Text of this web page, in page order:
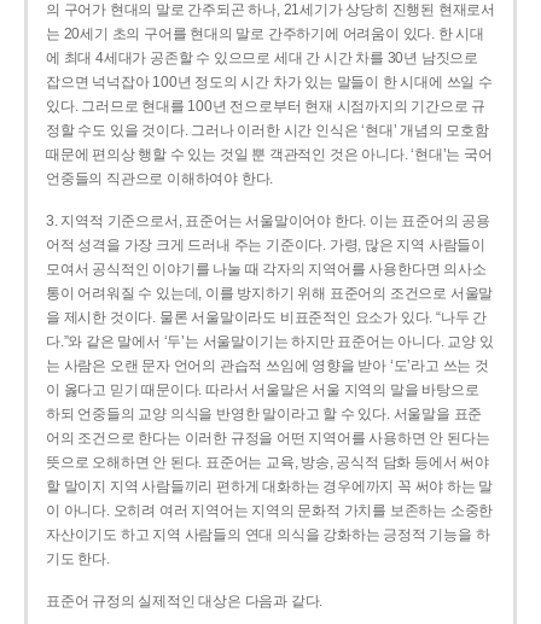
의 구어가 현대의 말로 간주되곤 하나, 21세기가 상당히 진행된 현재로서
는 20세기 초의 구어를 현대의 말로 간주하기에 어려움이 있다. 한 시대
에 최대 4세대가 공존할 수 있으므로 세대 간 시간 차를 30년 남짓으로
잡으면 넉넉잡아 100년 정도의 시간 차가 있는 말들이 한 시대에 쓰일 수
있다. 그러므로 현대를 100년 전으로부터 현재 시점까지의 기간으로 규
정할 수도 있을 것이다. 그러나 이러한 시간 인식은 ‘현대’ 개념의 모호함
때문에 편의상 행할 수 있는 것일 뿐 객관적인 것은 아니다. ‘현대’는 국어
언중들의 직관으로 이해하여야 한다.
3. 지역적 기준으로서, 표준어는 서울말이어야 한다. 이는 표준어의 공용
어적 성격을 가장 크게 드러내 주는 기준이다. 가령, 많은 지역 사람들이
모여서 공식적인 이야기를 나눌 때 각자의 지역어를 사용한다면 의사소
통이 어려워질 수 있는데, 이를 방지하기 위해 표준어의 조건으로 서울말
을 제시한 것이다. 물론 서울말이라도 비표준적인 요소가 있다. “나두 간
다.”와 같은 말에서 ‘두’는 서울말이기는 하지만 표준어는 아니다. 교양 있
는 사람은 오랜 문자 언어의 관습적 쓰임에 영향을 받아 ‘도’라고 쓰는 것
이 옳다고 믿기 때문이다. 따라서 서울말은 서울 지역의 말을 바탕으로
하되 언중들의 교양 의식을 반영한 말이라고 할 수 있다. 서울말을 표준
어의 조건으로 한다는 이러한 규정을 어떤 지역어를 사용하면 안 된다는
뜻으로 오해하면 안 된다. 표준어는 교육, 방송, 공식적 담화 등에서 써야
할 말이지 지역 사람들끼리 편하게 대화하는 경우에까지 꼭 써야 하는 말
이 아니다. 오히려 여러 지역어는 지역의 문화적 가치를 보존하는 소중한
자산이기도 하고 지역 사람들의 연대 의식을 강화하는 긍정적 기능을 하
기도 한다.
표준어 규정의 실제적인 대상은 다음과 같다.